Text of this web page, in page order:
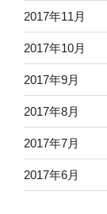
2017年11月
2017年10月
2017年9月
2017年8月
2017年7月
2017年6月